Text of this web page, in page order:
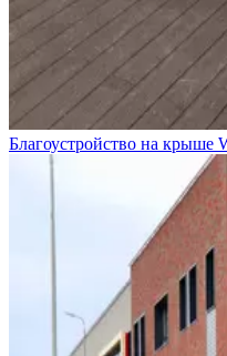
Благоустройство на крыше